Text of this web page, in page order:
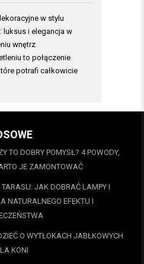
w stylu
luksus i elegancja w
wnętrz
to połączenie
potrafi całkowicie
TO DOBRY POMYSŁ? 4 POWODY,
JE ZAMONTOWAĆ
JAK DOBRAĆ LAMPY I
NATURALNEGO EFEKTU I
O WYTŁOKACH JABŁKOWYCH
KONI